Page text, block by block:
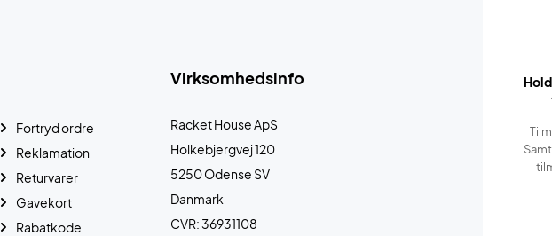
Virksomhedsinfo
Racket House ApS
Holkebjergvej 120
5250 Odense SV
Danmark
CVR: 36931108
Fortryd ordre
Reklamation
Returvarer
Gavekort
Rabatkode